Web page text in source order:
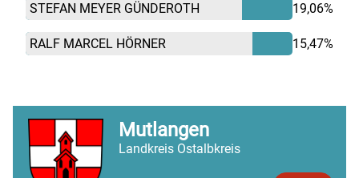
Mutlangen
Landkreis Ostalbkreis
STEFAN MEYER GÜNDEROTH 19,06%
RALF MARCEL HÖRNER 15,47%